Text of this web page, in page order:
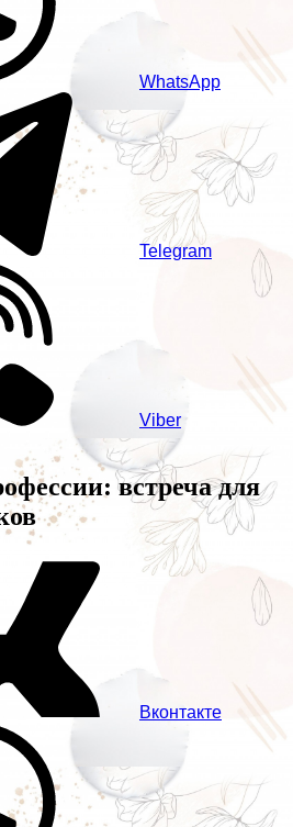
WhatsApp
Telegram
Viber
встреча для
Вконтакте